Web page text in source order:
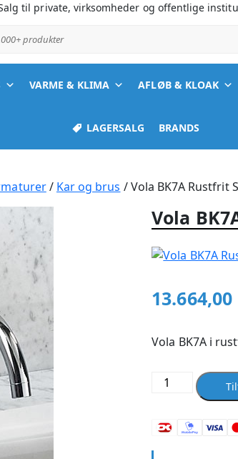
til private, virksomheder og offentlige
produkter
VARME & KLIMA AFLØB & KLOAK
LAGERSALG BRANDS
/ Kar og brus / Vola BK7A Rustfrit
Vola
13.664,00
Vola BK7A i
Vola
Stål
antal